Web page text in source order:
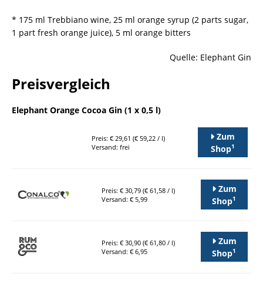
* 175 ml Trebbiano wine, 25 ml orange syrup (2 parts sugar,
1 part fresh orange juice), 5 ml orange bitters
Quelle: Elephant Gin
Preisvergleich
Elephant Orange Cocoa Gin (1 x 0,5 l)
Preis: € 29,61 (€ 59,22 / l)
Versand: frei
Zum
Shop1
Preis: € 30,79 (€ 61,58 / l)
Versand: € 5,99
Zum
Shop1
Preis: € 30,90 (€ 61,80 / l)
Versand: € 6,95
Zum
Shop1